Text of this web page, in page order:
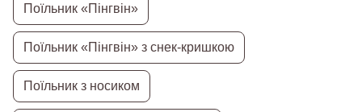
Поїльник «Пінгвін»
Поїльник «Пінгвін» з снек-кришкою
Поїльник з носиком